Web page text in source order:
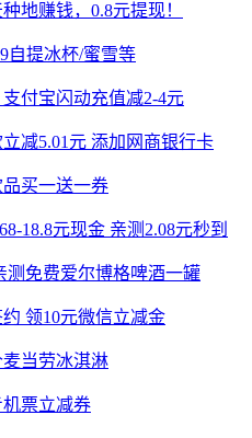
地赚钱，0.8元提现！
自提冰杯/蜜雪等
付宝闪动充值减2-4元
减5.01元 添加网商银行卡
买一送一券
18.8元现金 亲测2.08元秒到
测免费爱尔博格啤酒一罐
领10元微信立减金
当劳冰淇淋
票立减券